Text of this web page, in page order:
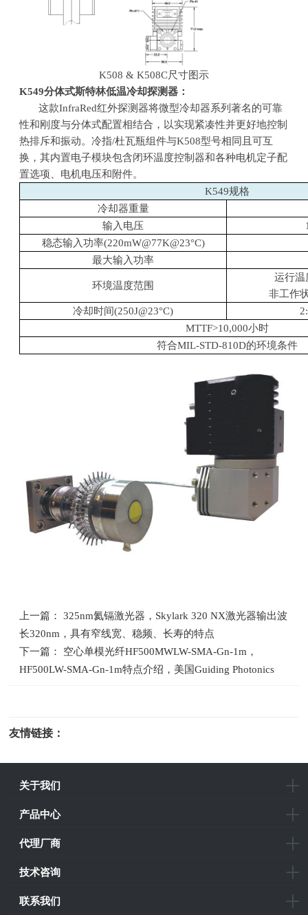
K508 & K508C尺寸图示
K549分体式斯特林低温冷却探测器：
这款InfraRed红外探测器将微型冷却器系列著名的可靠
性和刚度与分体式配置相结合，以实现紧凑性并更好地控制
热排斥和振动。冷指/杜瓦瓶组件与K508型号相同且可互
换，其内置电子模块包含闭环温度控制器和各种电机定子配
置选项、电机电压和附件。
K549规格
冷却器重量
输入电压
稳态输入功率(220mW@77K@23°C)
最大输入功率
环境温度范围
运行温
非工作
冷却时间(250J@23°C)
MTTF>10,000小时
符合MIL-STD-810D的环境条件
上一篇： 325nm氦镉激光器，Skylark 320 NX激光器输出波
长320nm，具有窄线宽、稳频、长寿的特点
下一篇： 空心单模光纤HF500MWLW-SMA-Gn-1m，
HF500LW-SMA-Gn-1m特点介绍，美国Guiding Photonics
友情链接：
关于我们
产品中心
代理厂商
技术咨询
联系我们